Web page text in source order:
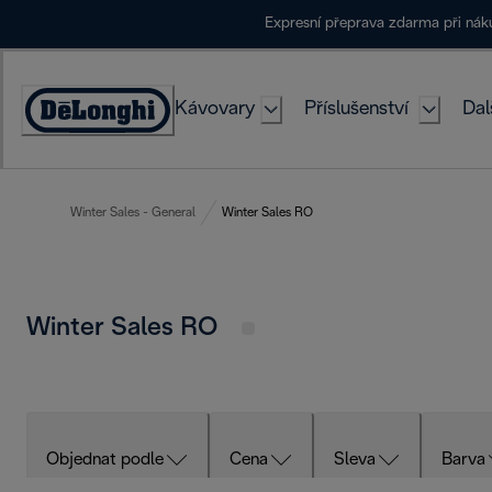
Expresní přeprava zdarma při
Accessibility
Kávovary Příslušenství
Winter Sales - General Winter Sales RO
Winter Sales RO
Objednat podle Cena Sleva Barva